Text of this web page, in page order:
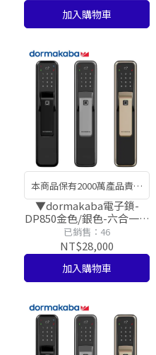
加入購物車
本商品保有2000萬產品責任
險，讓您安裝使用有保障!​
▼dormakaba電子鎖-
DP850金色/銀色-六合一智
慧推拉式電子鎖【台灣總
代理公司貨】
已銷售：46
NT$28,000
加入購物車